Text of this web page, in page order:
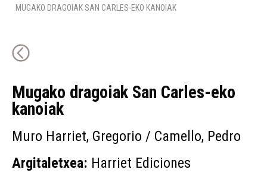
MUGAKO DRAGOIAK SAN CARLES-EKO KANOIAK
Mugako dragoiak San Carles-eko
kanoiak
Muro Harriet, Gregorio / Camello, Pedro
Argitaletxea: Harriet Ediciones